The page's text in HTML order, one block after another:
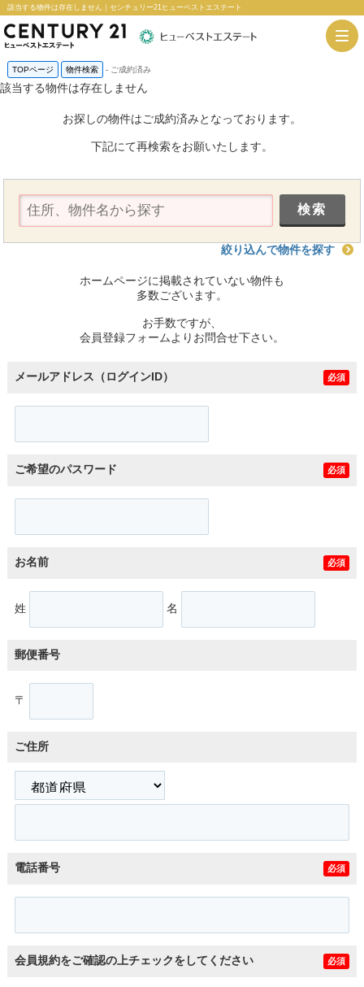
該当する物件は存在しません｜センチュリー21ヒューベストエステート
TOPページ 物件検索 - ご成約済み
該当する物件は存在しません
お探しの物件はご成約済みとなっております。
下記にて再検索をお願いたします。
絞り込んで物件を探す
ホームページに掲載されていない物件も
多数ございます。
お手数ですが、
会員登録フォームよりお問合せ下さい。
メールアドレス（ログインID） 必須
ご希望のパスワード 必須
お名前 必須
姓 名
郵便番号
〒
ご住所
電話番号 必須
会員規約をご確認の上チェックをしてください 必須